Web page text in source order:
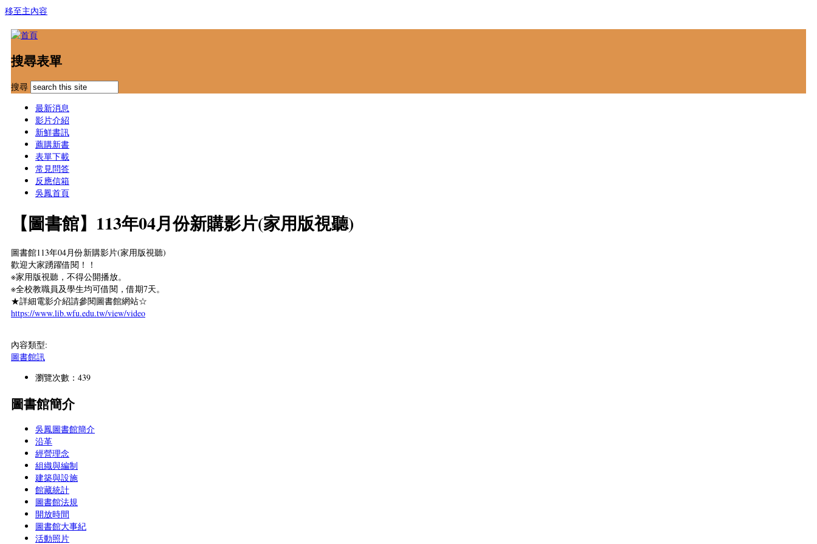
移至主內容
搜尋表單
搜尋
最新消息
影片介紹
新鮮書訊
薦購新書
表單下載
常見問答
反應信箱
吳鳳首頁
【圖書館】113年04月份新購影片(家用版視聽)
圖書館113年04月份新購影片(家用版視聽)
歡迎大家踴躍借閱！！
※家用版視聽，不得公開播放。
※全校教職員及學生均可借閱，借期7天。
★詳細電影介紹請參閱圖書館網站☆
https://www.lib.wfu.edu.tw/view/video
內容類型:
圖書館訊
瀏覽次數：439
圖書館簡介
吳鳳圖書館簡介
沿革
經營理念
組織與編制
建築與設施
館藏統計
圖書館法規
開放時間
圖書館大事紀
活動照片